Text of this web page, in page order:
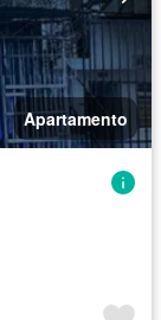
Apartamento